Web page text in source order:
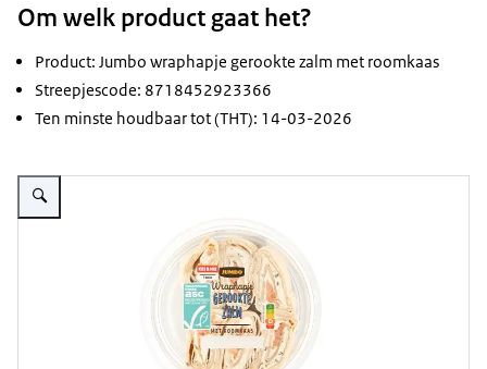
Om welk product gaat het?
Product: Jumbo wraphapje gerookte zalm met roomkaas
Streepjescode: 8718452923366
Ten minste houdbaar tot (THT): 14-03-2026
Vergroot afbeelding Jumbo wraphapje gerookte zalm met roomkaas